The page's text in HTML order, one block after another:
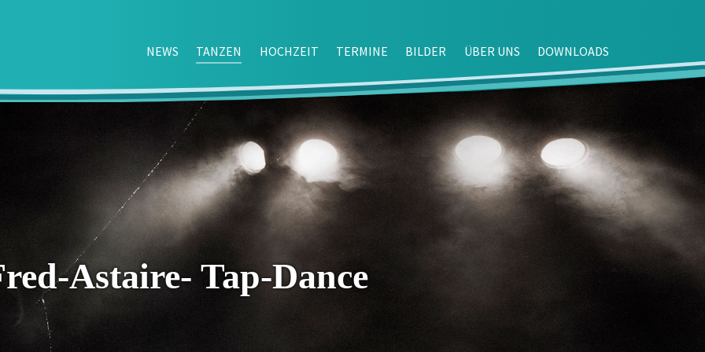
NEWS TANZEN HOCHZEIT TERMINE BILDER ÜBER UNS DOWNLOADS
Astaire- Tap-Dance